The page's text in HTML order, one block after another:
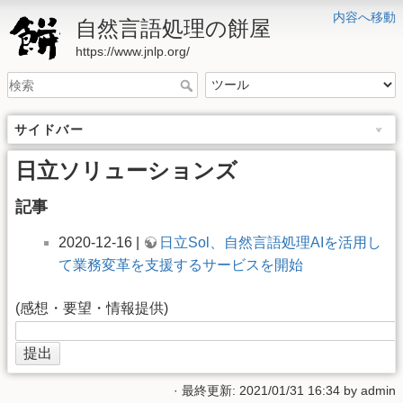
内容へ移動
自然言語処理の餅屋
https://www.jnlp.org/
サイドバー
日立ソリューションズ
記事
2020-12-16 |
日立Sol、自然言語処理AIを活用し
て業務変革を支援するサービスを開始
(感想・要望・情報提供)
· 最終更新: 2021/01/31 16:34 by admin